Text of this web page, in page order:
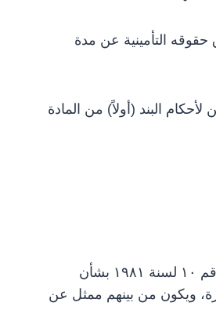
التأمينية عن مدة
البند (أولاً) من المادة
۵- لجنة الخبراء: تتكون من خبراء إكتواريين يزاولون أعمالهم وفقاً لأحكام القانون رقم ۱۰ لسنة ۱۹۸۱ بشأن
ويكون من بينهم ممثل عن